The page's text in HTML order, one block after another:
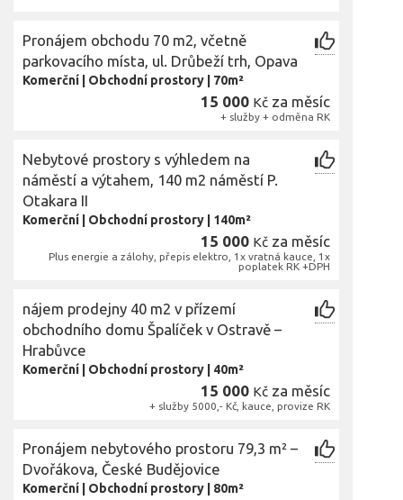
Pronájem obchodu 70 m2, včetně
parkovacího místa, ul. Drůbeží trh, Opava
Komerční Obchodní prostory 70m²
15 000 Kč za měsíc
+ služby + odměna RK
Nebytové prostory s výhledem na
náměstí a výtahem, 140 m2 náměstí P.
Otakara II
Komerční Obchodní prostory 140m²
15 000 Kč za měsíc
Plus energie a zálohy, přepis elektro, 1x vratná kauce, 1x
poplatek RK +DPH
nájem prodejny 40 m2 v přízemí
obchodního domu Špalíček v Ostravě –
Hrabůvce
Komerční Obchodní prostory 40m²
15 000 Kč za měsíc
+ služby 5000,- Kč, kauce, provize RK
Pronájem nebytového prostoru 79,3 m² –
Dvořákova, České Budějovice
Komerční Obchodní prostory 80m²